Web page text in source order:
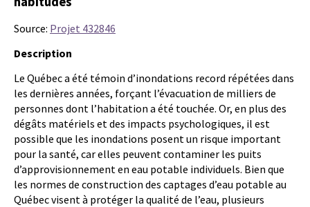
Source: Projet 432846
Description
Le Québec a été témoin d’inondations record répétées dans
les dernières années, forçant l’évacuation de milliers de
personnes dont l’habitation a été touchée. Or, en plus des
dégâts matériels et des impacts psychologiques, il est
possible que les inondations posent un risque important
pour la santé, car elles peuvent contaminer les puits
d’approvisionnement en eau potable individuels. Bien que
les normes de construction des captages d’eau potable au
Québec visent à protéger la qualité de l’eau, plusieurs